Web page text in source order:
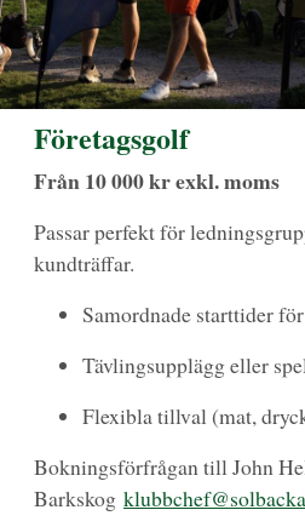
Företagsgolf
Från 10 000 kr exkl. moms
Passar perfekt för
kundträffar.
Samordnade starttider
Tävlingsupplägg eller
Flexibla tillval (mat,
Bokningsförfrågan till John
Barkskog